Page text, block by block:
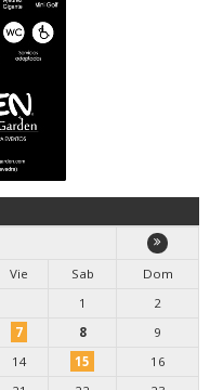
Vie Sab
Dom
1
2
7 8
9
14 15
16